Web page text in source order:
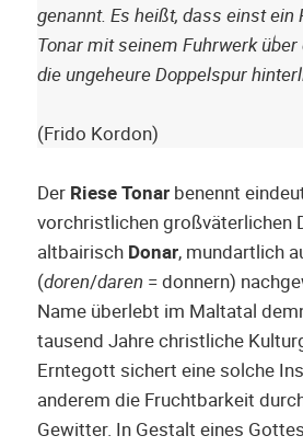
genannt. Es heißt, dass einst ein
Tonar mit seinem Fuhrwerk
die ungeheure Doppelspur
(Frido Kordon)
Der Riese Tonar benennt
vorchristlichen großväterlichen
altbairisch Donar, mundartlich
(doren/daren = donnern)
Name überlebt im Maltatal
tausend Jahre christliche
Erntegott sichert eine solche
anderem die Fruchtbarkeit
Gewitter. In Gestalt eines